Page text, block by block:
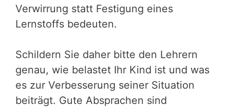
Verwirrung statt Festigung eines
Lernstoffs bedeuten.
Schildern Sie daher bitte den Lehrern
genau, wie belastet Ihr Kind ist und was
es zur Verbesserung seiner Situation
beiträgt. Gute Absprachen sind